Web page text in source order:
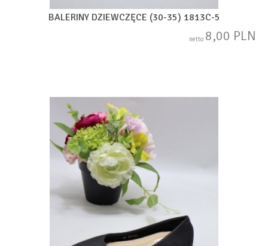
BALERINY DZIEWCZĘCE (30-35) 1813C-5
netto 8,00 PLN